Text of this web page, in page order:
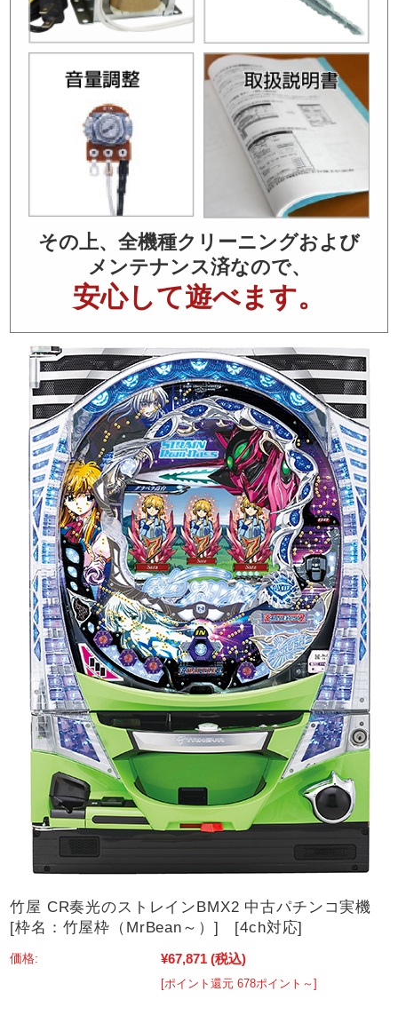
その上、全機種クリーニングおよび
メンテナンス済なので、
安心して遊べます。
竹屋 CR奏光のストレインBMX2 中古パチンコ実機
[枠名：竹屋枠（MrBean～）] [4ch対応]
価格: ¥67,871 (税込)
[ポイント還元 678ポイント～]